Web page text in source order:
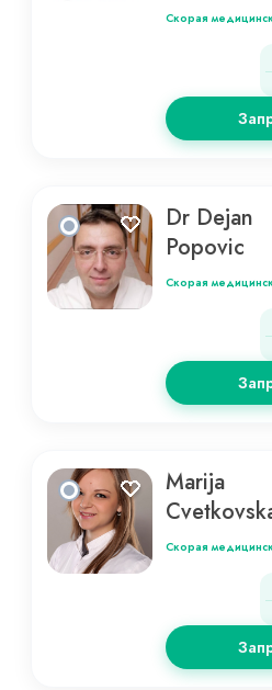
Скорая
Dr Dejan
Popovic
Скорая
Marija
Скорая